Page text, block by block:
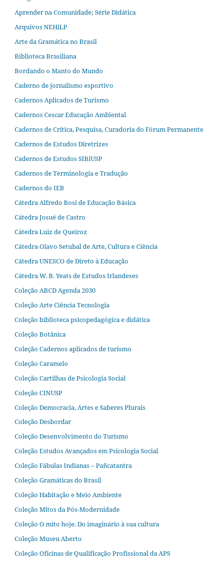
Aprender na Comunidade; Série Didática
Arquivos NEHiLP
Arte da Gramática no Brasil
Biblioteca Brasiliana
Bordando o Manto do Mundo
Caderno de jornalismo esportivo
Cadernos Aplicados de Turismo
Cadernos Cescar Educação Ambiental
Cadernos de Crítica, Pesquisa, Curadoria do Fórum Permanente
Cadernos de Estudos Diretrizes
Cadernos de Estudos SIBiUSP
Cadernos de Terminologia e Tradução
Cadernos do IEB
Cátedra Alfredo Bosi de Educação Básica
Cátedra Josué de Castro
Cátedra Luiz de Queiroz
Cátedra Olavo Setubal de Arte, Cultura e Ciência
Cátedra UNESCO de Direto à Educação
Cátedra W. B. Yeats de Estudos Irlandeses
Coleção ABCD Agenda 2030
Coleção Arte Ciência Tecnologia
Coleção biblioteca psicopedagógica e didática
Coleção Botânica
Coleção Cadernos aplicados de turismo
Coleção Caramelo
Coleção Cartilhas de Psicologia Social
Coleção CINUSP
Coleção Democracia, Artes e Saberes Plurais
Coleção Desbordar
Coleção Desenvolvimento do Turismo
Coleção Estudos Avançados em Psicologia Social
Coleção Fábulas Indianas – Pañcatantra
Coleção Gramáticas do Brasil
Coleção Habitação e Meio Ambiente
Coleção Mitos da Pós-Modernidade
Coleção O mito hoje. Do imaginário à sua cultura
Coleção Museu Aberto
Coleção Oficinas de Qualificação Profissional da APS